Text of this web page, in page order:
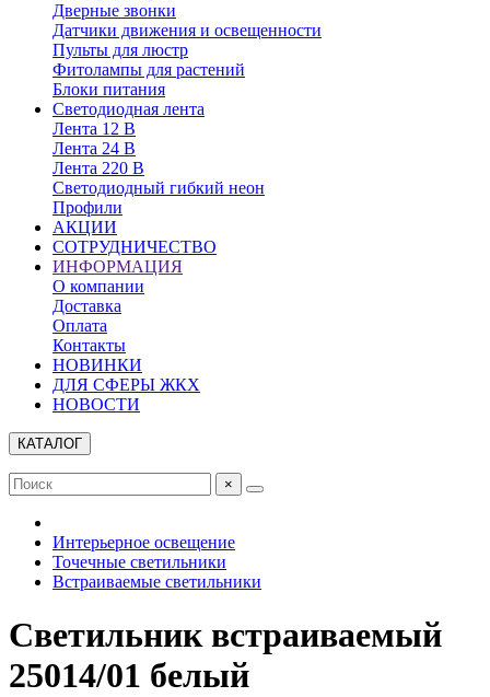
Дверные звонки
Датчики движения и освещенности
Пульты для люстр
Фитолампы для растений
Блоки питания
Светодиодная лента
Лента 12 В
Лента 24 В
Лента 220 В
Светодиодный гибкий неон
Профили
АКЦИИ
СОТРУДНИЧЕСТВО
ИНФОРМАЦИЯ
О компании
Доставка
Оплата
Контакты
НОВИНКИ
ДЛЯ СФЕРЫ ЖКХ
НОВОСТИ
КАТАЛОГ
×
Интерьерное освещение
Точечные светильники
Встраиваемые светильники
Светильник встраиваемый
25014/01 белый